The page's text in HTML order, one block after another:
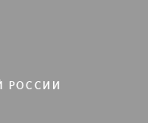
РОССИИ